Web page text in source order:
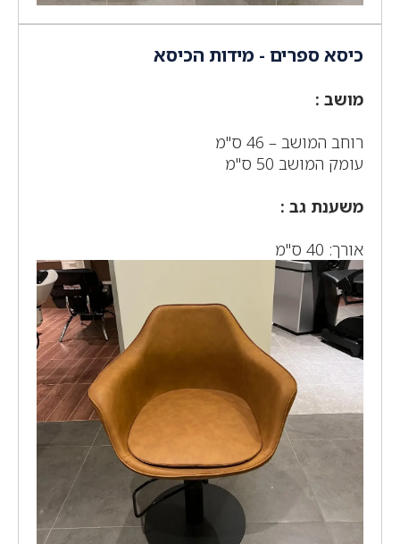
כיסא ספרים - מידות הכיסא
מושב :
רוחב המושב – 46 ס"מ
עומק המושב 50 ס"מ
משענת גב :
אורך: 40 ס"מ